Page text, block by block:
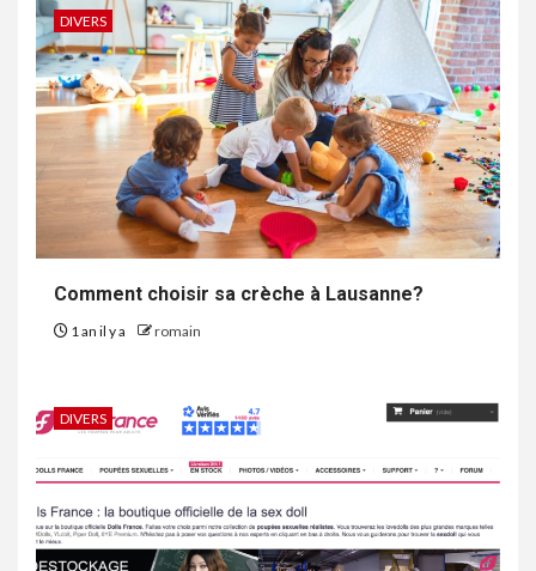
DIVERS
Comment choisir sa crèche à Lausanne?
1 an il y a romain
DIVERS